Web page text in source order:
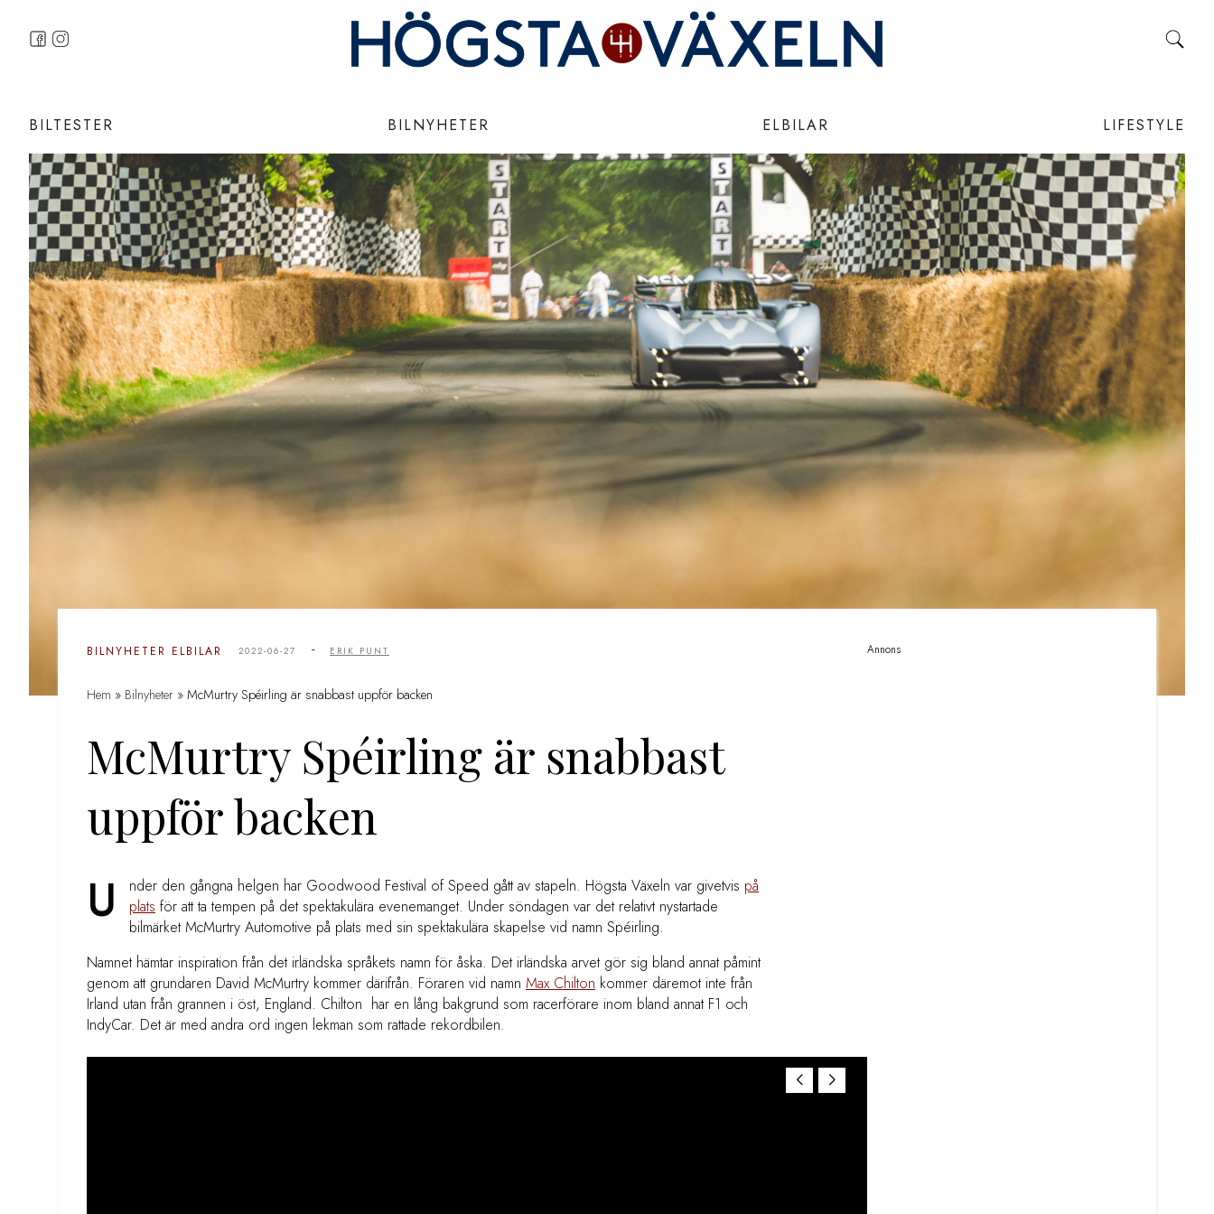
BILTESTER BILNYHETER ELBILAR LIFESTYLE
BILNYHETER ELBILAR 2022-06-27 - ERIK PUNT
Hem » Bilnyheter » McMurtry Spéirling är snabbast uppför backen
McMurtry Spéirling är snabbast
uppför backen
U nder den gångna helgen har Goodwood Festival of Speed gått av stapeln. Högsta Växeln var givetvis på
plats för att ta tempen på det spektakulära evenemanget. Under söndagen var det relativt nystartade
bilmärketMcMurtry Automotive på plats med sin spektakulära skapelse vid namn Spéirling.
Namnet hämtar inspiration från det irländska språkets namn för åska. Det irländska arvet gör sig bland annat påmint
genom att grundaren David McMurtry kommer därifrån. Föraren vid namn Max Chilton kommer däremot inte från
Irland utan från grannen i öst, England. Chilton har en lång bakgrund som racerförare inom bland annat F1 och
IndyCar. Det är med andra ord ingen lekman som rattade rekordbilen.
Annons